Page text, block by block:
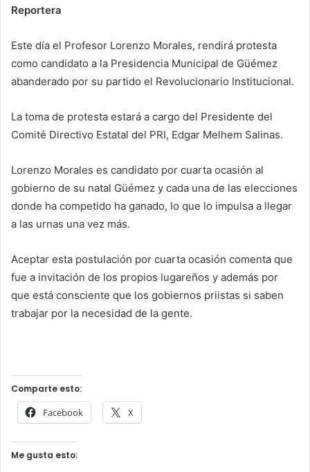
Reportera
Este día el Profesor Lorenzo Morales, rendirá protesta
como candidato a la Presidencia Municipal de Güémez
abanderado por su partido el Revolucionario Institucional.
La toma de protesta estará a cargo del Presidente del
Comité Directivo Estatal del PRI, Edgar Melhem Salinas.
Lorenzo Morales es candidato por cuarta ocasión al
gobierno de su natal Güémez y cada una de las elecciones
donde ha competido ha ganado, lo que lo impulsa a llegar
a las urnas una vez más.
Aceptar esta postulación por cuarta ocasión comenta que
fue a invitación de los propios lugareños y además por
que está consciente que los gobiernos priistas si saben
trabajar por la necesidad de la gente.
Comparte esto:
Facebook X
Me gusta esto: